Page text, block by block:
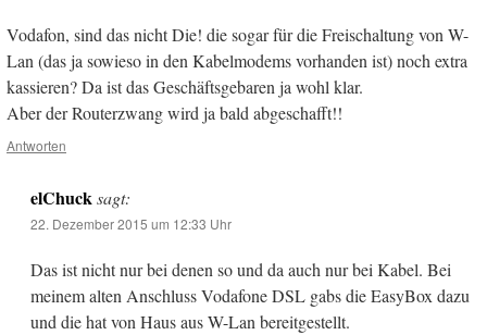
Vodafon, sind das nicht Die! die sogar für die Freischaltung von W-
Lan (das ja sowieso in den Kabelmodems vorhanden ist) noch extra
kassieren? Da ist das Geschäftsgebaren ja wohl klar.
Aber der Routerzwang wird ja bald abgeschafft!!
Antworten
elChuck sagt:
22. Dezember 2015 um 12:33 Uhr
Das ist nicht nur bei denen so und da auch nur bei Kabel. Bei
meinem alten Anschluss Vodafone DSL gabs die EasyBox dazu
und die hat von Haus aus W-Lan bereitgestellt.